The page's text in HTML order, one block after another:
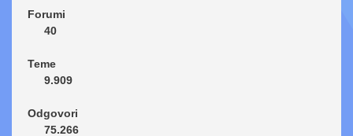
Forumi
40
Teme
9.909
Odgovori
75.266